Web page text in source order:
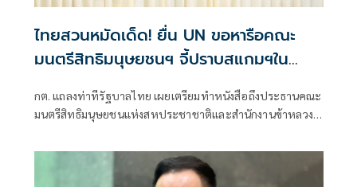
ไทยสวนหมัดเด็ด! ยื่น UN ขอหารือคณะ
มนตรีสิทธิมนุษยชนฯ จี้ปราบสแกมฯใน
กัมพูชา โต้ยิบรายงาน 'ทอม แอนดรูว์ส'
กต. แถลงท่าทีรัฐบาลไทย เผยเตรียมทำหนังสือถึงประธานคณะ
มนตรีสิทธิมนุษยชนแห่งสหประชาชาติและสำนักงานข้าหลวง
รายงานพิเศษพาดพิงประเทศไทย มีหลายประเด็นที่ไม่เห็นด้วย
ชี้กระทบความเป็นกลาง -เที่ยงธรรม “สีหศักดิ์”